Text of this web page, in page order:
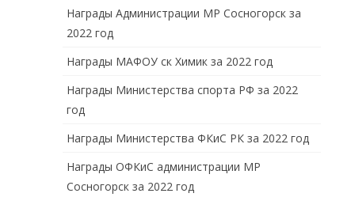
Награды Администрации МР Сосногорск за
2022 год
Награды МАФОУ ск Химик за 2022 год
Награды Министерства спорта РФ за 2022
год
Награды Министерства ФКиС РК за 2022 год
Награды ОФКиС администрации МР
Сосногорск за 2022 год